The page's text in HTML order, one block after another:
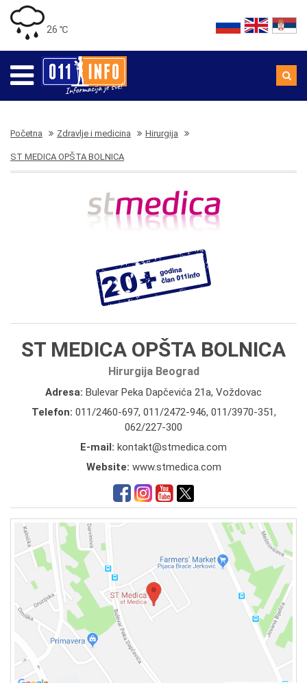
26 ℃
Početna Zdravlje i medicina Hirurgija
ST MEDICA OPŠTA BOLNICA
ST MEDICA OPŠTA BOLNICA
Hirurgija Beograd
Adresa: Bulevar Peka Dapčevića 21a, Voždovac
Telefon: 011/2460-697, 011/2472-946, 011/3970-351,
062/227-300
E-mail: kontakt@stmedica.com
Website: www.stmedica.com